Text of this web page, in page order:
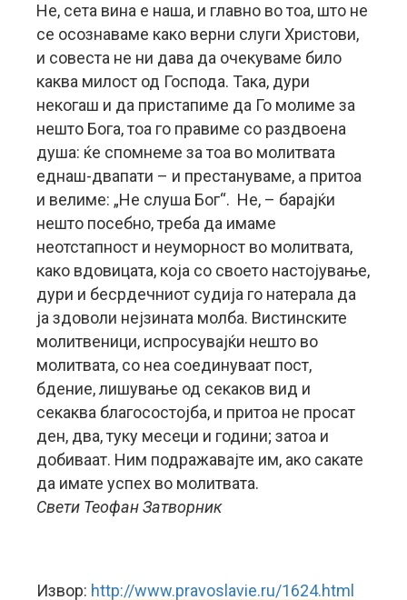
Не, сета вина е наша, и главно во тоа, што не
се осознаваме како верни слуги Христови,
и совеста не ни дава да очекуваме било
каква милост од Господа. Така, дури
некогаш и да пристапиме да Го молиме за
нешто Бога, тоа го правиме со раздвоена
душа: ќе спомнеме за тоа во молитвата
еднаш-двапати – и престануваме, а притоа
и велиме: „Не слуша Бог“. Не, – барајќи
нешто посебно, треба да имаме
неотстапност и неуморност во молитвата,
како вдовицата, која со своето настојување,
дури и бесрдечниот судија го натерала да
ја здоволи нејзината молба. Вистинските
молитвеници, испросувајќи нешто во
молитвата, со неа соединуваат пост,
бдение, лишување од секаков вид и
секаква благосостојба, и притоа не просат
ден, два, туку месеци и години; затоа и
добиваат. Ним подражавајте им, ако сакате
да имате успех во молитвата.
Свети Теофан Затворник
Извор: http://www.pravoslavie.ru/1624.html